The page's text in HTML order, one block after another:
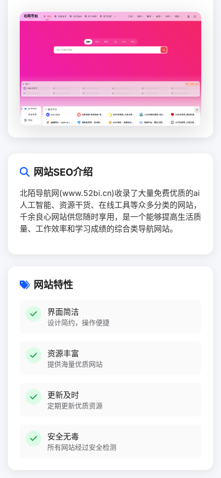
网站SEO介绍
北陌导航网(www.52bi.cn)收录了大量免费优质的ai
人工智能、资源干货、在线工具等众多分类的网站，
千余良心网站供您随时享用，是一个能够提高生活质
量、工作效率和学习成绩的综合类导航网站。
网站特性
界面简洁
设计简约，操作便捷
资源丰富
提供海量优质网站
更新及时
定期更新优质资源
安全无毒
所有网站经过安全检测